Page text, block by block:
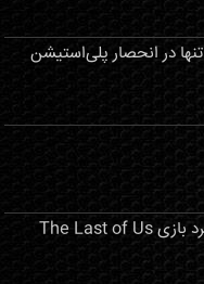
بازی Gran Turismo 7 تنها در انحصار پلی‌استیشن
تحلیل فنی و بررسی عملکرد بازی The Last of Us